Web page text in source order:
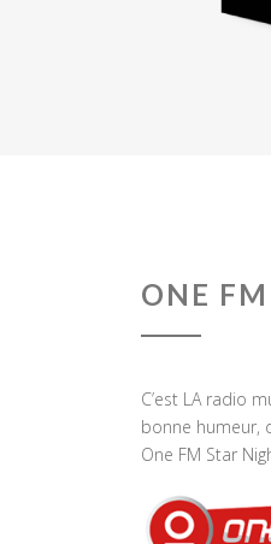
ONE FM
C’est LA radio
bonne humeur,
One FM Star